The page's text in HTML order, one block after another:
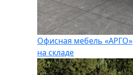
Офисная мебель «АРГО»
на складе